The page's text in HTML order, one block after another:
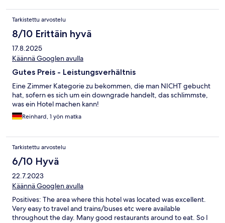
Tarkistettu arvostelu
8/10 Erittäin hyvä
17.8.2025
Käännä Googlen avulla
Gutes Preis - Leistungsverhältnis
Eine Zimmer Kategorie zu bekommen, die man NICHT gebucht
hat, sofern es sich um ein downgrade handelt, das schlimmste,
was ein Hotel machen kann!
Reinhard, 1 yön matka
Tarkistettu arvostelu
6/10 Hyvä
22.7.2023
Käännä Googlen avulla
Positives: The area where this hotel was located was excellent.
Very easy to travel and trains/buses etc were available
throughout the day. Many good restaurants around to eat. So I